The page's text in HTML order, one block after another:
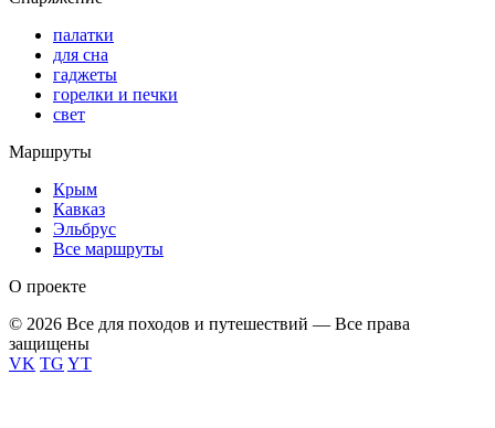
палатки
для сна
гаджеты
горелки и печки
свет
Маршруты
Крым
Кавказ
Эльбрус
Все маршруты
О проекте
© 2026 Все для походов и путешествий — Все права
защищены
VK TG YT